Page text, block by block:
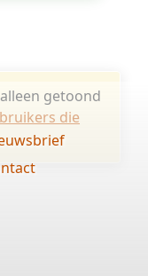
getoond
die